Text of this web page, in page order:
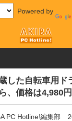
Powered by
バイル 小型カメラ・
した自転車用ド
、価格は4,980円
PC Hotline!編集部